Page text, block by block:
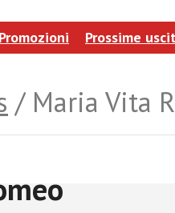
Promozioni Prossime
/ Maria Vita